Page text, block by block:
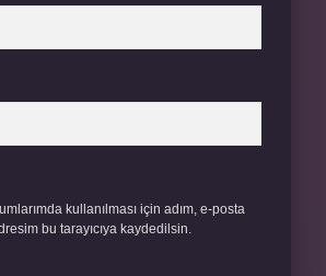
kullanılması için adım, e-posta
bu tarayıcıya kaydedilsin.